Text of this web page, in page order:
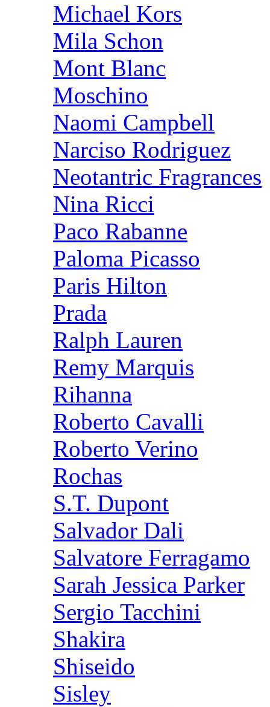
Michael Kors
Mila Schon
Mont Blanc
Moschino
Naomi Campbell
Narciso Rodriguez
Neotantric Fragrances
Nina Ricci
Paco Rabanne
Paloma Picasso
Paris Hilton
Prada
Ralph Lauren
Remy Marquis
Rihanna
Roberto Cavalli
Roberto Verino
Rochas
S.T. Dupont
Salvador Dali
Salvatore Ferragamo
Sarah Jessica Parker
Sergio Tacchini
Shakira
Shiseido
Sisley